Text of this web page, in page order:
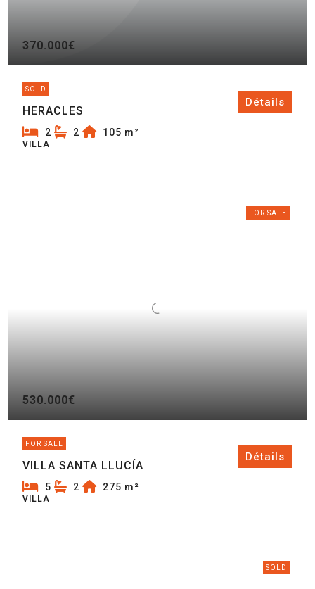
370.000€
SOLD
HERACLES
2 2 105 m²
VILLA
Détails
FOR SALE
530.000€
FOR SALE
VILLA SANTA LLUCÍA
5 2 275 m²
VILLA
Détails
SOLD